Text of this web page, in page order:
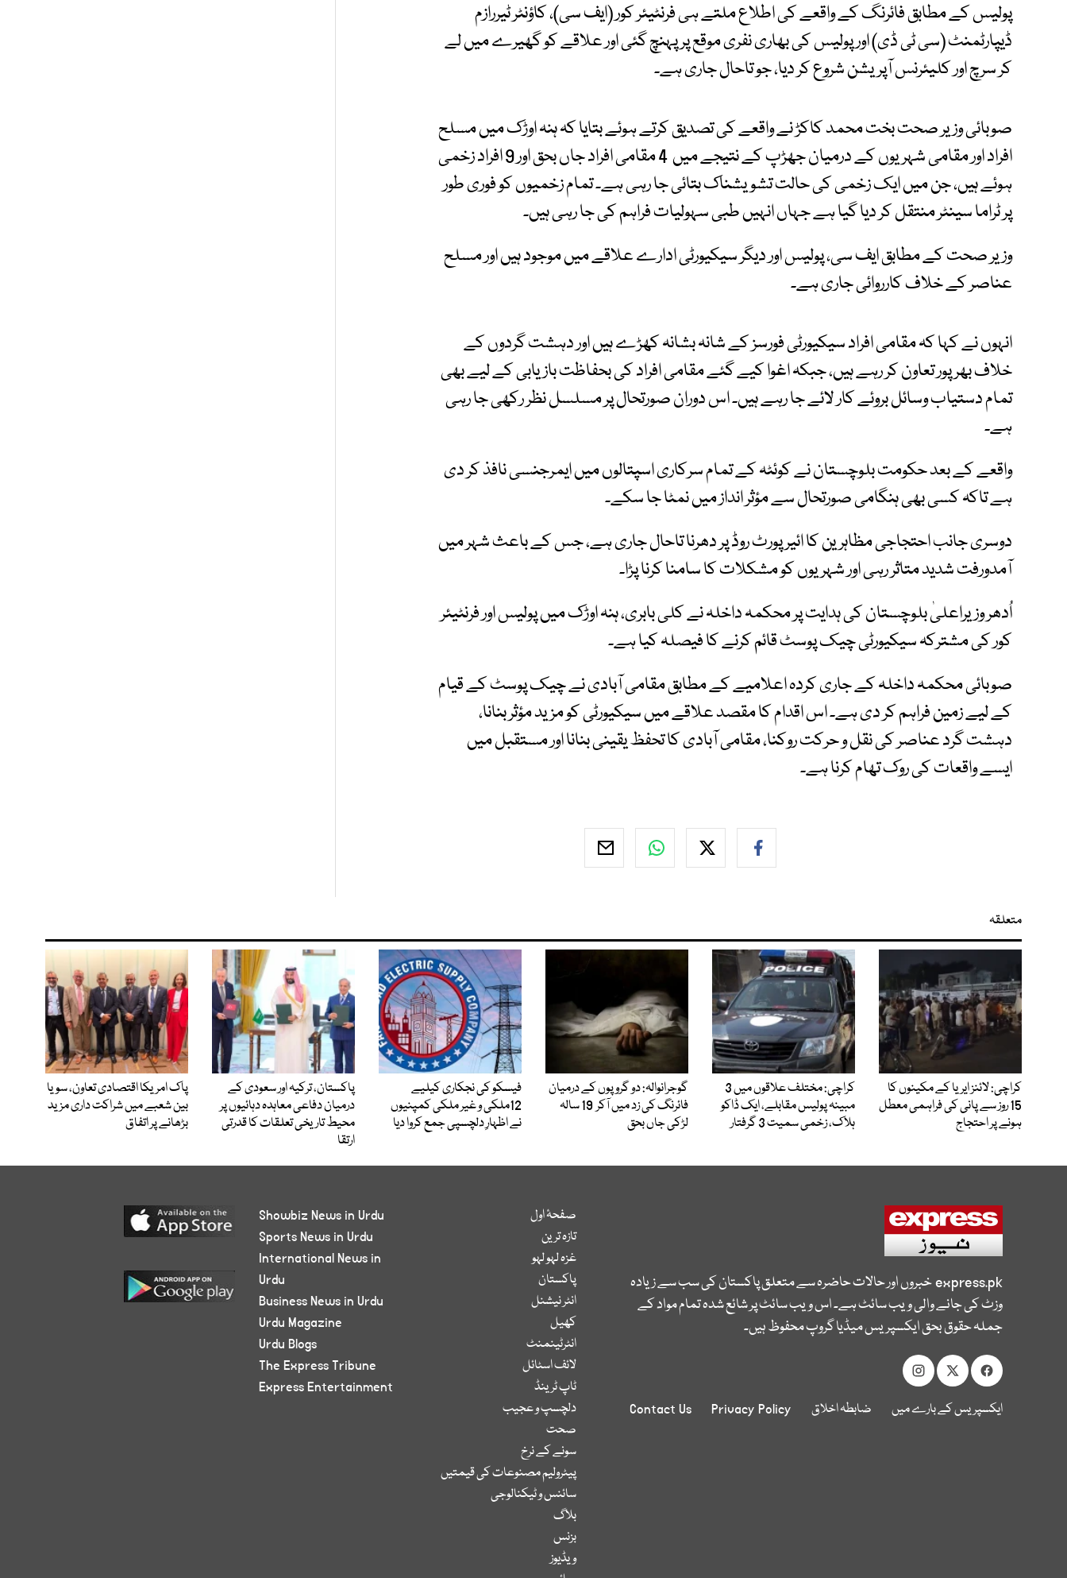
پولیس کے مطابق فائرنگ کے واقعے کی اطلاع ملتے ہی فرنٹیئر کور (ایف سی)، کاؤنٹر ٹیررازم
ڈیپارٹمنٹ (سی ٹی ڈی) اور پولیس کی بھاری نفری موقع پر پہنچ گئی اور علاقے کو گھیرے میں لے
کر سرچ اور کلیئرنس آپریشن شروع کر دیا، جو تاحال جاری ہے۔
صوبائی وزیر صحت بخت محمد کاکڑ نے واقعے کی تصدیق کرتے ہوئے بتایا کہ ہنہ اوڑک میں مسلح
افراد اور مقامی شہریوں کے درمیان جھڑپ کے نتیجے میں 4 مقامی افراد جاں بحق اور 9 افراد زخمی
ہوئے ہیں، جن میں ایک زخمی کی حالت تشویشناک بتائی جا رہی ہے۔ تمام زخمیوں کو فوری طور
پر ٹراما سینٹر منتقل کر دیا گیا ہے جہاں انہیں طبی سہولیات فراہم کی جا رہی ہیں۔
وزیر صحت کے مطابق ایف سی، پولیس اور دیگر سیکیورٹی ادارے علاقے میں موجود ہیں اور مسلح
عناصر کے خلاف کارروائی جاری ہے۔
انہوں نے کہا کہ مقامی افراد سیکیورٹی فورسز کے شانہ بشانہ کھڑے ہیں اور دہشت گردوں کے
خلاف بھرپور تعاون کر رہے ہیں، جبکہ اغوا کیے گئے مقامی افراد کی بحفاظت بازیابی کے لیے بھی
تمام دستیاب وسائل بروئے کار لائے جا رہے ہیں۔ اس دوران صورتحال پر مسلسل نظر رکھی جا رہی
ہے۔
واقعے کے بعد حکومت بلوچستان نے کوئٹہ کے تمام سرکاری اسپتالوں میں ایمرجنسی نافذ کر دی
ہے تاکہ کسی بھی ہنگامی صورتحال سے مؤثر انداز میں نمٹا جا سکے۔
دوسری جانب احتجاجی مظاہرین کا ائیرپورٹ روڈ پر دھرنا تاحال جاری ہے، جس کے باعث شہر میں
آمدورفت شدید متاثر رہی اور شہریوں کو مشکلات کا سامنا کرنا پڑا۔
اُدھر وزیراعلیٰ بلوچستان کی ہدایت پر محکمہ داخلہ نے کلی بابری، ہنہ اوڑک میں پولیس اور فرنٹیئر
کور کی مشترکہ سیکیورٹی چیک پوسٹ قائم کرنے کا فیصلہ کیا ہے۔
صوبائی محکمہ داخلہ کے جاری کردہ اعلامیے کے مطابق مقامی آبادی نے چیک پوسٹ کے قیام
کے لیے زمین فراہم کر دی ہے۔ اس اقدام کا مقصد علاقے میں سیکیورٹی کو مزید مؤثر بنانا،
دہشت گرد عناصر کی نقل و حرکت روکنا، مقامی آبادی کا تحفظ یقینی بنانا اور مستقبل میں
ایسے واقعات کی روک تھام کرنا ہے۔
متعلقہ
کراچی: لائنز ایریا کے مکینوں کا
15 روز سے پانی کی فراہمی معطل
ہونے پر احتجاج
کراچی: مختلف علاقوں میں 3
مبینہ پولیس مقابلے، ایک ڈاکو
ہلاک، زخمی سمیت 3 گرفتار
گوجرانوالہ: دو گروپوں کے درمیان
فائرنگ کی زد میں آکر 19 سالہ
لڑکی جاں بحق
فیسکو کی نجکاری کیلیے
12ملکی و غیر ملکی کمپنیوں
نے اظہارِ دلچسپی جمع کروا دیا
پاکستان، ترکیہ اور سعودی کے
درمیان دفاعی معاہدہ دہائیوں پر
محیط تاریخی تعلقات کا قدرتی
ارتقا
پاک امریکا اقتصادی تعاون، سویا
بین شعبے میں شراکت داری مزید
بڑھانے پر اتفاق
express.pkخبروں اور حالات حاضرہ سے متعلق پاکستان کی سب سے زیادہ
وزٹ کی جانے والی ویب سائٹ ہے۔ اس ویب سائٹ پر شائع شدہ تمام مواد کے
جملہ حقوق بحق ایکسپریس میڈیا گروپ محفوظ ہیں۔
ایکسپریس کے بارے میں ضابطہ اخلاق Privacy Policy
Contact Us
صفحۂ اول
تازہ ترین
غزہ لہو لہو
پاکستان
انٹر نیشنل
کھیل
انٹرٹینمنٹ
لائف اسٹائل
ٹاپ ٹرینڈ
دلچسپ و عجیب
صحت
سونے کے نرخ
پیٹرولیم مصنوعات کی قیمتیں
سائنس و ٹیکنالوجی
بلاگ
بزنس
ویڈیوز
Showbiz News in Urdu
Sports News in Urdu
International News in
Urdu
Business News in Urdu
Urdu Magazine
Urdu Blogs
The Express Tribune
Express Entertainment